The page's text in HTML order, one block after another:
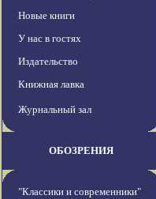
Новые книги
У нас в гостях
Издательство
Книжная лавка
Журнальный зал
ОБОЗРЕНИЯ
"Классики и современники"